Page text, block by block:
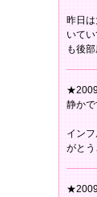
昨日
いて
も後
静か
イン
がと